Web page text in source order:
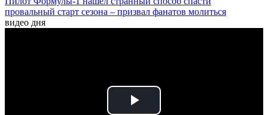
провальный старт сезона – призвал фанатов молиться
видео дня